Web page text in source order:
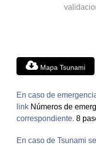
Mapa Tsunami
En caso de
link Números de
correspondiente. 8
En caso de Tsunami